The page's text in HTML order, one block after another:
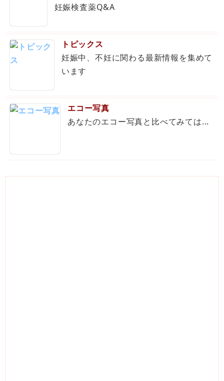
妊娠検査薬Q&A
トピックス
妊娠中、不妊に関わる最新情報を集めて
います
エコー写真
あなたのエコー写真と比べてみては...